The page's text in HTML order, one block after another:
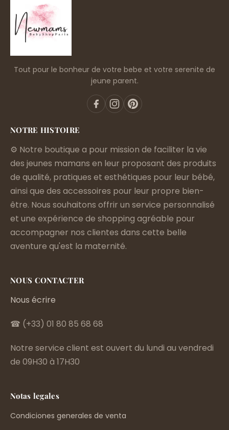
Tout pour le bonheur de votre bebe et votre serenite de
jeune parent.
NOTRE HISTOIRE
⚙️ Notre boutique a pour mission de faciliter la vie
des jeunes mamans en leur proposant des produits
de qualité, pratiques et esthétiques pour leur bébé,
ainsi que des accessoires pour leur propre bien-
être. Nous souhaitons offrir un service personnalisé
et une expérience de shopping agréable pour
accompagner nos clientes dans cette belle
aventure qu'est la maternité.
NOUS CONTACTER
Nous écrire
☎ (+33) 01 80 85 68 68
Notre service client est ouvert du lundi au vendredi
de 09H30 à 17H30
Notas legales
Condiciones generales de venta